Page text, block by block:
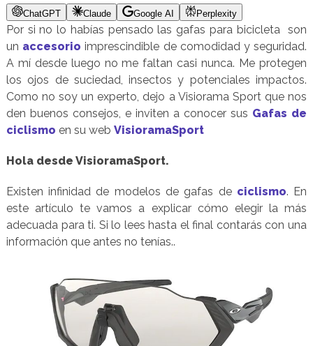
ChatGPT Claude Google AI Perplexity
Por si no lo habías pensado las gafas para bicicleta son
un accesorio imprescindible de comodidad y seguridad.
A mí desde luego no me faltan casi nunca. Me protegen
los ojos de suciedad, insectos y potenciales impactos.
Como no soy un experto, dejo a Visiorama Sport que nos
den buenos consejos, e inviten a conocer sus Gafas de
ciclismo en su web VisioramaSport
Hola desde VisioramaSport.
Existen infinidad de modelos de gafas de ciclismo. En
este artículo te vamos a explicar cómo elegir la más
adecuada para ti. Si lo lees hasta el final contarás con una
información que antes no tenías..